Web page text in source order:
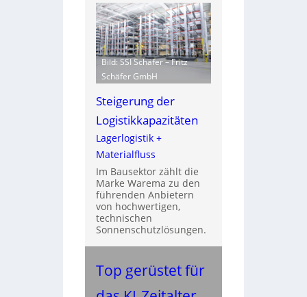
Bild: SSI Schäfer – Fritz
Schäfer GmbH
Steigerung der
Logistikkapazitäten
Lagerlogistik +
Materialfluss
Im Bausektor zählt die
Marke Warema zu den
führenden Anbietern
von hochwertigen,
technischen
Sonnenschutzlösungen.
Top gerüstet für